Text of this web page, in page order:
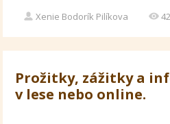
Xenie Bodorík Pilíkova
Prožitky, zážitky a
v lese nebo online.